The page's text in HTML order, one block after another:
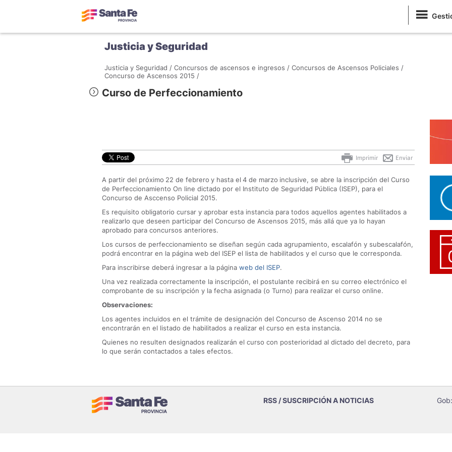
Justicia y Seguridad
Justicia y Seguridad / Concursos de ascensos e ingresos / Concursos de Ascensos Policiales /
Concurso de Ascensos 2015 /
Curso de Perfeccionamiento
Enviar
Imprimir
A partir del próximo 22 de febrero y hasta el 4 de marzo inclusive, se abre la inscripción del Curso
de Perfeccionamiento On line dictado por el Instituto de Seguridad Pública (ISEP), para el
Concurso de Asccenso Policial 2015.
Es requisito obligatorio cursar y aprobar esta instancia para todos aquellos agentes habilitados a
realizarlo que deseen participar del Concurso de Ascensos 2015, más allá que ya lo hayan
aprobado para concursos anteriores.
Los cursos de perfeccionamiento se diseñan según cada agrupamiento, escalafón y subescalafón,
podrá encontrar en la página web del ISEP el lista de habilitados y el curso que le corresponda.
Para inscribirse deberá ingresar a la página web del ISEP.
Una vez realizada correctamente la inscripción, el postulante recibirá en su correo electrónico el
comprobante de su inscripción y la fecha asignada (o Turno) para realizar el curso online.
Observaciones:
Los agentes incluidos en el trámite de designación del Concurso de Ascenso 2014 no se
encontrarán en el listado de habilitados a realizar el curso en esta instancia.
Quienes no resulten designados realizarán el curso con posterioridad al dictado del decreto, para
lo que serán contactados a tales efectos.
RSS / SUSCRIPCIÓN A NOTICIAS